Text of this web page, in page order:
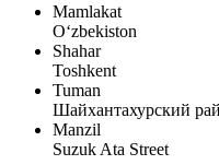
Mamlakat
Oʻzbekiston
Shahar
Toshkent
Tuman
Шайхантахурский
Manzil
Suzuk Ata Street